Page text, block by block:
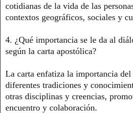
cotidianas de la vida de las
contextos geográficos, sociales y
4. ¿Qué importancia se le da al
según la carta apostólica?
La carta enfatiza la importancia
diferentes tradiciones y
otras disciplinas y creencias,
encuentro y colaboración.